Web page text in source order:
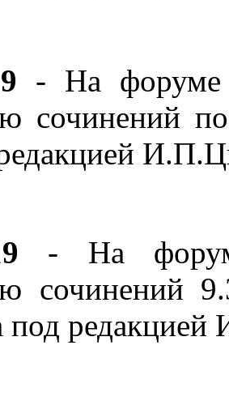
- На форуме
сочинений
- На
сочинений
под